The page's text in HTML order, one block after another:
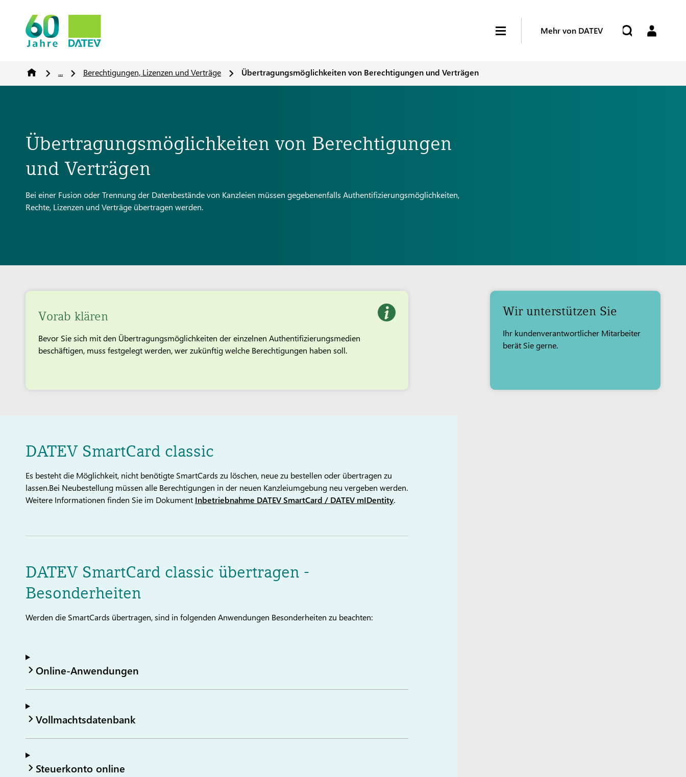
Mehr von DATEV
... Berechtigungen, Lizenzen und Verträge Übertragungsmöglichkeiten von Berechtigungen und Verträgen
Übertragungsmöglichkeiten von Berechtigungen
und Verträgen
Bei einer Fusion oder Trennung der Datenbestände von Kanzleien müssen gegebenenfalls Authentifizierungsmöglichkeiten,
Rechte, Lizenzen und Verträge übertragen werden.
Vorab klären
Bevor Sie sich mit den Übertragungsmöglichkeiten der einzelnen Authentifizierungsmedien
beschäftigen, muss festgelegt werden, wer zukünftig welche Berechtigungen haben soll.
DATEV SmartCard classic
Es besteht die Möglichkeit, nicht benötigte SmartCards zu löschen, neue zu bestellen oder übertragen zu
lassen.Bei Neubestellung müssen alle Berechtigungen in der neuen Kanzleiumgebung neu vergeben werden.
Weitere Informationen finden Sie im Dokument Inbetriebnahme DATEV SmartCard / DATEV mIDentity.
DATEV SmartCard classic übertragen -
Besonderheiten
Werden die SmartCards übertragen, sind in folgenden Anwendungen Besonderheiten zu beachten:
Online-Anwendungen
Vollmachtsdatenbank
Steuerkonto online
Wir unterstützen Sie
Ihr kundenverantwortlicher Mitarbeiter
berät Sie gerne.